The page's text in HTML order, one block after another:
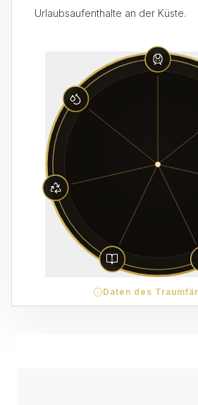
Urlaubsaufenthalte an der Küste.
Daten des